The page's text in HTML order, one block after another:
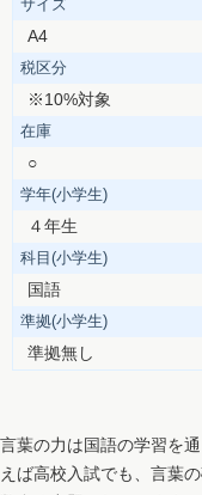
サイズ
A4
税区分
※10%対象
在庫
○
学年(小学生)
４年生
科目(小学生)
国語
準拠(小学生)
準拠無し
言葉の力は国語の学習を
えば高校入試でも、言葉